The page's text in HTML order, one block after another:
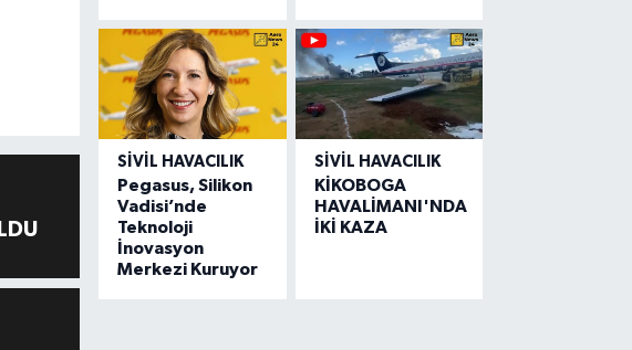
SIVIL HAVACILIK
Pegasus, Silikon
Vadisi’nde
Teknoloji
İnovasyon
Merkezi Kuruyor
SIVIL HAVACILIK
KİKOBOGA
HAVALİMANI'NDA
İKİ KAZA